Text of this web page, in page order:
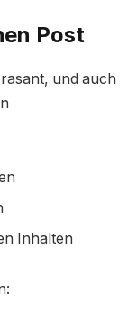
Post
und auch
Inhalten